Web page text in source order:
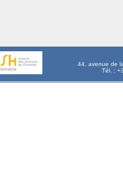
44, avenue de
Tél. :